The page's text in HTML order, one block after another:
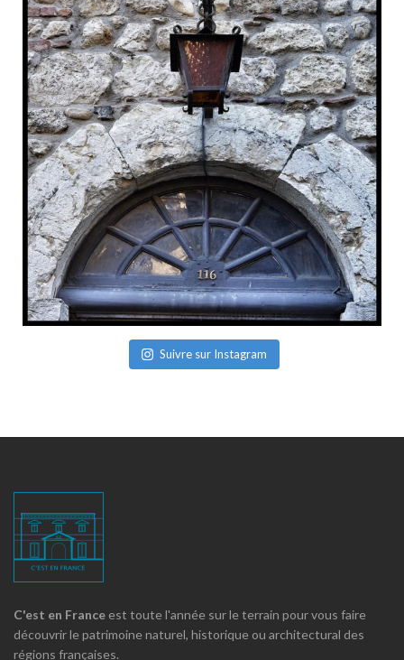
Suivre sur Instagram
C'est en France est toute l'année sur le terrain pour vous faire
découvrir le patrimoine naturel, historique ou architectural des
régions françaises.